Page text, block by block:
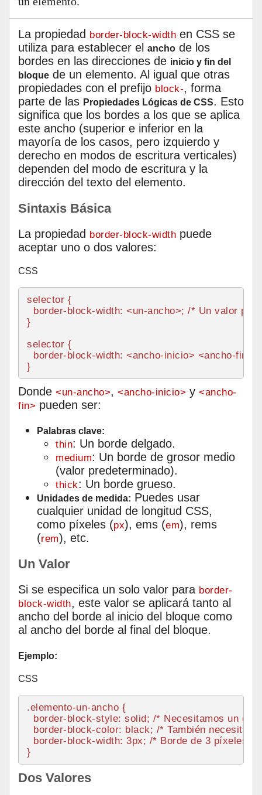
La propiedad border-block-width en CSS se
utiliza para establecer el ancho de los
bordes en las direcciones de inicio y fin del
bloque de un elemento. Al igual que otras
propiedades con el prefijo block-, forma
parte de las Propiedades Lógicas de CSS. Esto
significa que los bordes a los que se aplica
este ancho (superior e inferior en la
mayoría de los casos, pero izquierdo y
derecho en modos de escritura verticales)
dependen del modo de escritura y la
dirección del texto del elemento.
Sintaxis Básica
La propiedad border-block-width puede
aceptar uno o dos valores:
CSS
selector {
border-block-width: <un-ancho>; /* Un valor
}
selector {
border-block-width: <ancho-inicio> <ancho-fin>;
Donde <un-ancho>, <ancho-inicio> y <ancho-
fin> pueden ser:
Palabras clave:
thin: Un borde delgado.
medium: Un borde de grosor medio
(valor predeterminado).
thick: Un borde grueso.
Unidades de medida: Puedes usar
cualquier unidad de longitud CSS,
como píxeles (px), ems (em), rems
(rem), etc.
Un Valor
Si se especifica un solo valor para border-
block-width, este valor se aplicará tanto al
ancho del borde al inicio del bloque como
al ancho del borde al final del bloque.
Ejemplo:
CSS
.elemento-un-ancho {
border-block-style: solid; /* Necesitamos un
border-block-color: black; /* También
border-block-width: 3px; /* Borde de 3 píxeles
Dos Valores